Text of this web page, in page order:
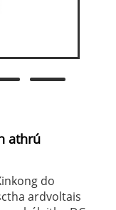
athrú
do
ardvoltais